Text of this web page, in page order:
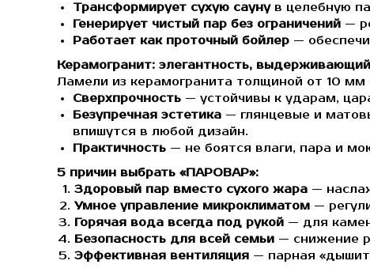
Трансформирует сухую саунув целебную
Генерирует чистый пар без ограничений —
Работает как проточный бойлер —
Керамогранит: элегантность,
Ламели из керамогранита толщиной от 10 мм
Сверхпрочность — устойчивы к ударам,
Безупречная эстетика — глянцевые и
впишутся в любой дизайн.
Практичность — не боятся влаги, пара и
5 причин выбрать «ПАРОВАР»:
Здоровый пар вместо сухого жара —
Умное управление микроклиматом —
Горячая вода всегда под рукой — для
Безопасность для всей семьи — снижение
Эффективная вентиляция — парная